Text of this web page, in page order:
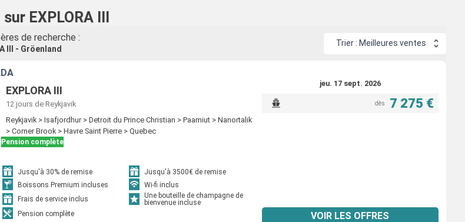
EXPLORA III
de recherche :
III - Gröenland
Trier : Meilleures ventes
EXPLORA III
12 jours de Reykjavik
Reykjavik > Isafjordhur > Detroit du Prince Christian > Paamiut > Nanortalik
> Corner Brook > Havre Saint Pierre > Quebec
Pension complète
Jusqu'à 30% de remise
Jusqu'à 3500€ de remise
Boissons Premium incluses
Wi-fi inclus
Frais de service inclus
Une bouteille de champagne de
bienvenue incluse
Pension complète
jeu. 17 sept. 2026
dès 7 275 €
VOIR LES OFFRES